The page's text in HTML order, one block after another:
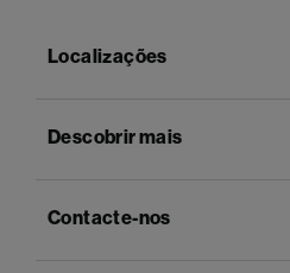
Localizações
Descobrir mais
Contacte-nos